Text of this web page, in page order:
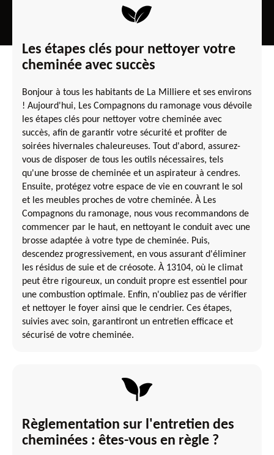
Les étapes clés pour nettoyer votre
cheminée avec succès
Bonjour à tous les habitants de La Milliere et ses environs
! Aujourd'hui, Les Compagnons du ramonage vous dévoile
les étapes clés pour nettoyer votre cheminée avec
succès, afin de garantir votre sécurité et profiter de
soirées hivernales chaleureuses. Tout d'abord, assurez-
vous de disposer de tous les outils nécessaires, tels
qu'une brosse de cheminée et un aspirateur à cendres.
Ensuite, protégez votre espace de vie en couvrant le sol
et les meubles proches de votre cheminée. À Les
Compagnons du ramonage, nous vous recommandons de
commencer par le haut, en nettoyant le conduit avec une
brosse adaptée à votre type de cheminée. Puis,
descendez progressivement, en vous assurant d'éliminer
les résidus de suie et de créosote. À 13104, où le climat
peut être rigoureux, un conduit propre est essentiel pour
une combustion optimale. Enfin, n'oubliez pas de vérifier
et nettoyer le foyer ainsi que le cendrier. Ces étapes,
suivies avec soin, garantiront un entretien efficace et
sécurisé de votre cheminée.
Règlementation sur l'entretien des
cheminées : êtes-vous en règle ?